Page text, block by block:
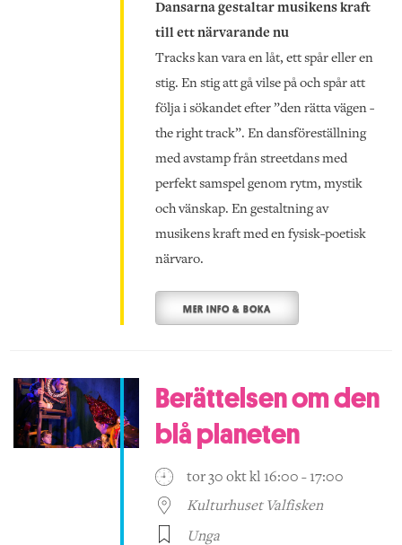
Dansarna gestaltar musikens kraft
till ett närvarande nu
Tracks kan vara en låt, ett spår eller en
stig. En stig att gå vilse på och spår att
följa i sökandet efter ”den rätta vägen -
the right track”. En dansföreställning
med avstamp från streetdans med
perfekt samspel genom rytm, mystik
och vänskap. En gestaltning av
musikens kraft med en fysisk-poetisk
närvaro.
MER INFO & BOKA
Berättelsen om den
blå planeten
tor 30 okt kl 16:00 - 17:00
Kulturhuset Valfisken
Unga